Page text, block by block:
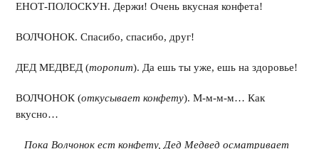
ЕНОТ-ПОЛОСКУН. Держи! Очень вкусная конфета!
ВОЛЧОНОК. Спасибо, спасибо, друг!
ДЕД МЕДВЕД (торопит). Да ешь ты уже, ешь на здоровье!
ВОЛЧОНОК (откусывает конфету). М-м-м-м… Как
вкусно…
Пока Волчонок ест конфету, Дед Медвед осматривает